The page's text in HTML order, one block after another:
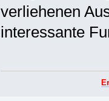
verliehenen
interessante